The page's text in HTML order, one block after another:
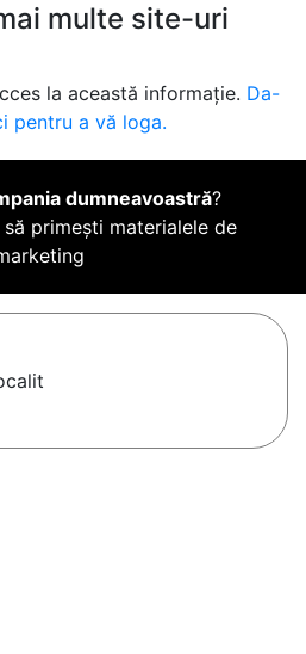
multe site-uri
la această informație. Da-
pentru a vă loga.
dumneavoastră?
să primești materialele de